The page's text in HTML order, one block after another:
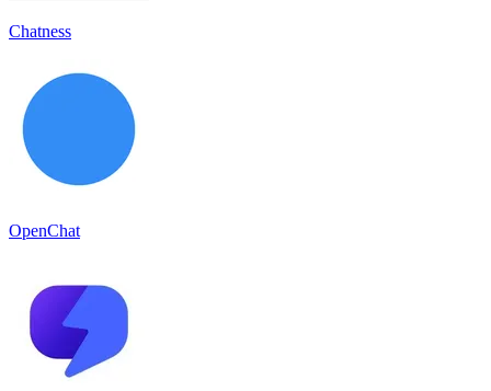
Chatness
OpenChat